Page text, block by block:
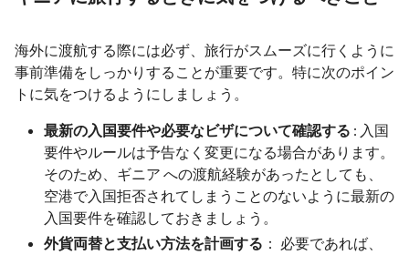
海外に渡航する際には必ず、旅行がスムーズに行くように
事前準備をしっかりすることが重要です。特に次のポイン
トに気をつけるようにしましょう。
最新の入国要件や必要なビザについて確認する : 入国
要件やルールは予告なく変更になる場合があります。
そのため、ギニア への渡航経験があったとしても、
空港で入国拒否されてしまうことのないように最新の
入国要件を確認しておきましょう。
外貨両替と支払い方法を計画する ： 必要であれば、